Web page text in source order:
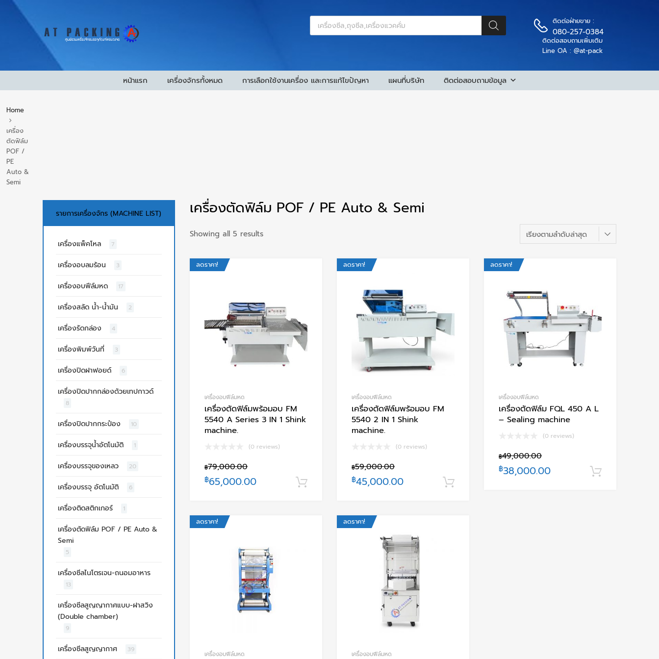
ติดต่อฝ่ายขาย :
080-257-0384
ติดต่อสอบถามเพิ่มเติม
Line OA : @at-pack
หน้าแรก เครื่องจักรทั้งหมด การเลือกใช้งานเครื่อง และการแก้ไขปัญหา แผนที่บริษัท ติดต่อสอบถามข้อมูล
Home
เครื่อง
ตัดฟิล์ม
POF /
PE
Auto &
Semi
เครื่องตัดฟิล์ม POF / PE Auto & Semi
Showing all 5 results
ลดราคา!
เครื่องอบฟีล์มหด
เครื่องตัดฟิล์มพร้อมอบ FM
5540 A Series 3 IN 1 Shink
machine.
(0 reviews)
฿79,000.00
฿65,000.00 หยิบใส่ตะกร้า
ลดราคา!
เครื่องอบฟีล์มหด
เครื่องตัดฟิล์มพร้อมอบ FM
5540 2 IN 1 Shink
machine.
(0 reviews)
฿59,000.00
฿45,000.00
ลดราคา!
เครื่องอบฟีล์มหด
เครื่องตัดฟิล์ม FQL 450 A L
– Sealing machine
(0 reviews)
฿49,000.00
฿38,000.00
ลดราคา!
เครื่องอบฟีล์มหด
ลดราคา!
เครื่องอบฟีล์มหด
รายการเครื่องจักร (MACHINE LIST)
เครื่องแพ็คโหล 7
เครื่องอบลมร้อน 3
เครื่องอบฟีล์มหด 17
เครื่องสลัด น้ำ-น้ำมัน 2
เครื่องรัดกล่อง 4
เครื่องพิมพ์วันที่ 3
เครื่องปิดฝาฟอยด์ 6
เครื่องปิดปากกล่องด้วยเทปกาวด์
8
เครื่องปิดปากกระป๋อง 10
เครื่องบรรจุน้ำอัตโนมัติ 1
เครื่องบรรจุของเหลว 20
เครื่องบรรจุ อัตโนมัติ 6
เครื่องติดสติกเกอร์ 1
เครื่องตัดฟิล์ม POF / PE Auto &
Semi
5
เครื่องซีลไนโตรเจน-ถนอมอาหาร
13
เครื่องซีลสูญญากาศแบบ-ฝาสวิง
(Double chamber)
9
เครื่องซีลสูญญากาศ 39